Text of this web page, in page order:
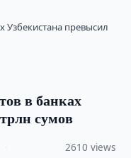
превысил
в банках
сумов
2610 views